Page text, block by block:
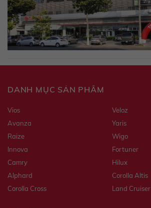
DANH MỤC SẢN PHẨM
Vios
Veloz
Avanza
Yaris
Raize
Wigo
Innova
Fortuner
Camry
Hilux
Alphard
Corolla Altis
Corolla Cross
Land Cruiser